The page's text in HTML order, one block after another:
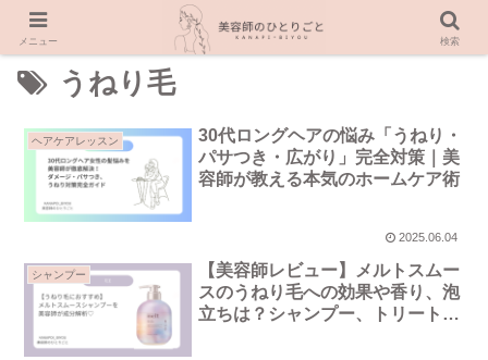
うねり毛
ヘアケアレッスン
30代ロングヘアの悩み「うねり・
パサつき・広がり」完全対策｜美
容師が教える本気のホームケア術
2025.06.04
シャンプー
【美容師レビュー】メルトスムー
スのうねり毛への効果や香り、泡
立ちは？シャンプー、トリートメ
メニュー 検索